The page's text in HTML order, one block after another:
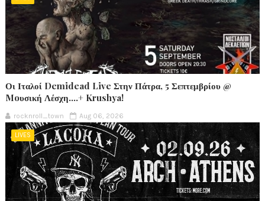
Οι Ιταλοί Demidead Live Στην Πάτρα, 5 Σεπτεμβρίου @
Moυσική Λέσχη….+ Krushya!
rocknroll_town Aug 06, 2026
LIVES